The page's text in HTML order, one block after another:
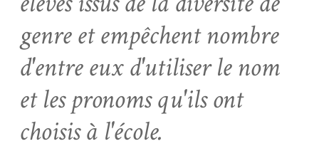
genre et empêchent nombre
d'entre eux d'utiliser le nom
et les pronoms qu'ils ont
choisis à l'école.